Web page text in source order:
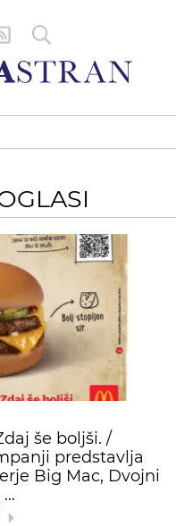
še boljši. /
predstavlja
Big Mac, Dvojni
…